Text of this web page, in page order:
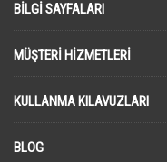
BILGI SAYFALARI
MÜŞTERI HIZMETLERI
KULLANMA KILAVUZLARI
BLOG